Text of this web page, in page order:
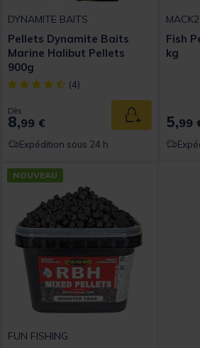
DYNAMITE BAITS
Pellets Dynamite Baits
Marine Halibut Pellets
900g
[object Object] out of 5 Customer Rating
(4)
Dès
8,99 € Ajouter au
Expédition sous 24 h
MACK2
Fish
kg
5,99
NOUVEAU
FUN FISHING